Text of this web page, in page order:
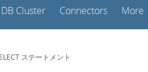
Cluster Connectors More
ステートメント